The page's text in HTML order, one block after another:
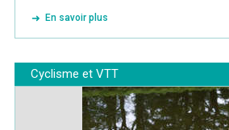
En savoir plus
Cyclisme et VTT